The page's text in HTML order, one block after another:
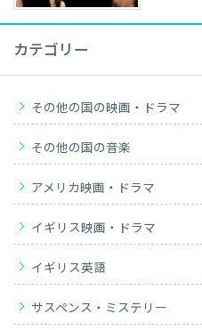
カテゴリー
その他の国の映画・ドラマ
その他の国の音楽
アメリカ映画・ドラマ
イギリス映画・ドラマ
イギリス英語
サスペンス・ミステリー